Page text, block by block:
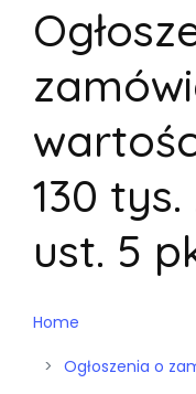
130 tys.
ust. 5
Home
Ogłoszenia o